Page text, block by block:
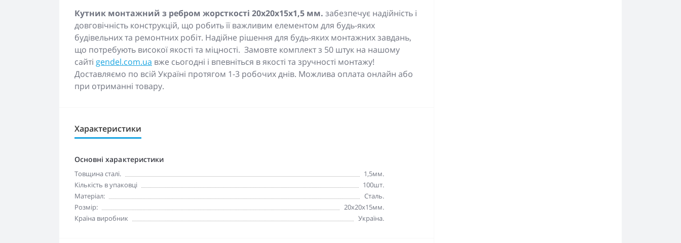
Кутник монтажний з ребром жорсткості 20x20x15x1,5 мм. забезпечує надійність і
довговічність конструкцій, що робить її важливим елементом для будь-яких
будівельних та ремонтних робіт. Надійне рішення для будь-яких монтажних завдань,
що потребують високої якості та міцності. Замовте комплект з 50 штук на нашому
сайті gendel.com.ua вже сьогодні і впевніться в якості та зручності монтажу!
Доставляємо по всій Україні протягом 1-3 робочих днів. Можлива оплата онлайн або
при отриманні товару.
Характеристики
Основні характеристики
Товщина сталі.
1,5мм.
Кількість в упаковці
100шт.
Матеріал:
Сталь.
Розмір:
20x20x15мм.
Країна виробник
Україна.